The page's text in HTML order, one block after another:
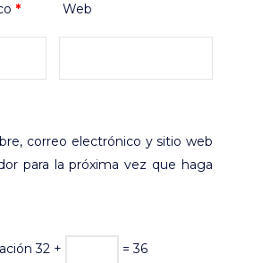
* Web
correo electrónico y sitio web
para la próxima vez que haga
32 + = 36